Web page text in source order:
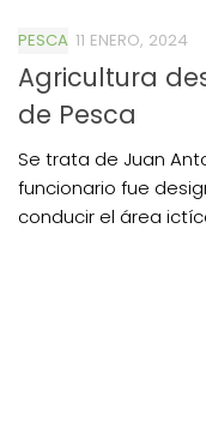
PESCA 11 ENERO, 2024
Agricultura
de Pesca
Se trata de Juan
funcionario fue
conducir el área